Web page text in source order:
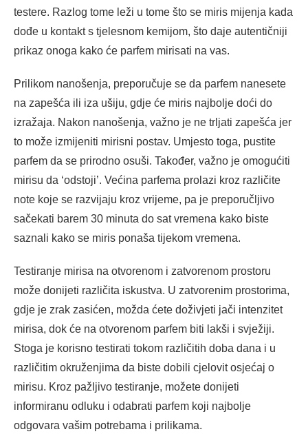
testere. Razlog tome leži u tome što se miris mijenja kada
dođe u kontakt s tjelesnom kemijom, što daje autentičniji
prikaz onoga kako će parfem mirisati na vas.
Prilikom nanošenja, preporučuje se da parfem nanesete
na zapešća ili iza ušiju, gdje će miris najbolje doći do
izražaja. Nakon nanošenja, važno je ne trljati zapešća jer
to može izmijeniti mirisni postav. Umjesto toga, pustite
parfem da se prirodno osuši. Također, važno je omogućiti
mirisu da ‘odstoji’. Većina parfema prolazi kroz različite
note koje se razvijaju kroz vrijeme, pa je preporučljivo
sačekati barem 30 minuta do sat vremena kako biste
saznali kako se miris ponaša tijekom vremena.
Testiranje mirisa na otvorenom i zatvorenom prostoru
može donijeti različita iskustva. U zatvorenim prostorima,
gdje je zrak zasićen, možda ćete doživjeti jači intenzitet
mirisa, dok će na otvorenom parfem biti lakši i svježiji.
Stoga je korisno testirati tokom različitih doba dana i u
različitim okruženjima da biste dobili cjelovit osjećaj o
mirisu. Kroz pažljivo testiranje, možete donijeti
informiranu odluku i odabrati parfem koji najbolje
odgovara vašim potrebama i prilikama.